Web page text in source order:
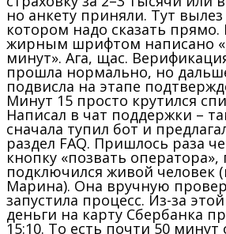
но анкету приняли. Тут
котором надо сказать прямо.
жирным шрифтом написано
минут». Ага, щас.
прошла нормально, но
подвисла на этапе
Минут 15 просто крутился
Написал в чат поддержки –
сначала тупил бот и
раздел FAQ. Пришлось раза
кнопку «позвать оператора»,
подключился живой человек
Марина). Она вручную
запустила процесс. Из-за
деньги на карту Сбербанка
15:10. То есть почти 50